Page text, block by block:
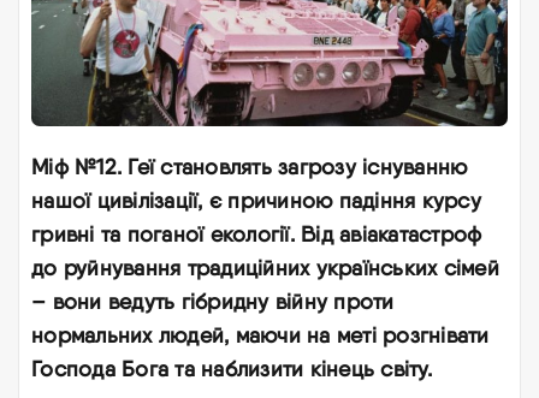
Міф №12. Геї становлять загрозу існуванню
нашої цивілізації, є причиною падіння курсу
гривні та поганої екології. Від авіакатастроф
до руйнування традиційних українських сімей
– вони ведуть гібридну війну проти
нормальних людей, маючи на меті розгнівати
Господа Бога та наблизити кінець світу.